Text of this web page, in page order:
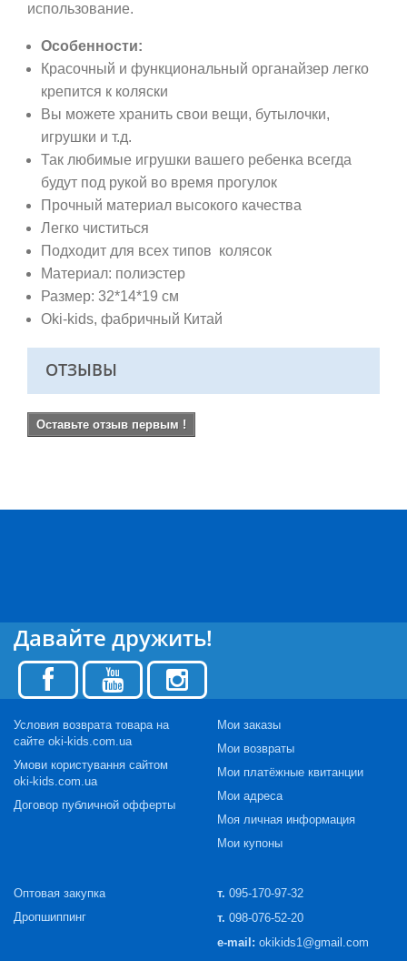
использование.
Особенности:
Красочный и функциональный органайзер легко
крепится к коляски
Вы можете хранить свои вещи, бутылочки,
игрушки и т.д.
Так любимые игрушки вашего ребенка всегда
будут под рукой во время прогулок
Прочный материал высокого качества
Легко чиститься
Подходит для всех типов колясок
Материал: полиэстер
Размер: 32*14*19 см
Oki-kids, фабричный Китай
ОТЗЫВЫ
Оставьте отзыв первым !
Давайте дружить!
Условия возврата товара на
сайте oki-kids.com.ua
Умови користування сайтом
oki-kids.com.ua
Договор публичной офферты
Мои заказы
Мои возвраты
Мои платёжные квитанции
Мои адреса
Моя личная информация
Мои купоны
Оптовая закупка
Дропшиппинг
т. 095-170-97-32
т. 098-076-52-20
e-mail: okikids1@gmail.com